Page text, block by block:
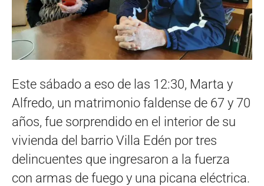
Este sábado a eso de las 12:30, Marta y
Alfredo, un matrimonio faldense de 67 y 70
años, fue sorprendido en el interior de su
vivienda del barrio Villa Edén por tres
delincuentes que ingresaron a la fuerza
con armas de fuego y una picana eléctrica.